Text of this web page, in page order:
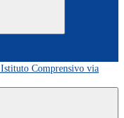
Istituto Comprensivo via